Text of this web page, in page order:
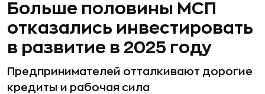
Больше половины МСП
отказались инвестировать
в развитие в 2025 году
Предпринимателей отталкивают дорогие
кредиты и рабочая сила